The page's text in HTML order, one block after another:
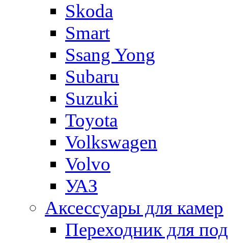
Skoda
Smart
Ssang Yong
Subaru
Suzuki
Toyota
Volkswagen
Volvo
УАЗ
Аксессуары для камер
Переходник для